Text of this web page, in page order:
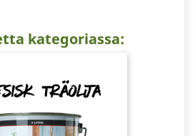
kategoriassa: